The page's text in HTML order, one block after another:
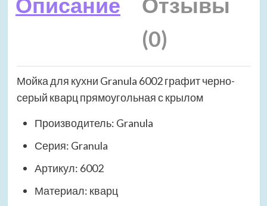
(0)
Мойка для кухни Granula 6002 графит черно-
серый кварц прямоугольная с крылом
Производитель: Granula
Серия: Granula
Артикул: 6002
Материал: кварц